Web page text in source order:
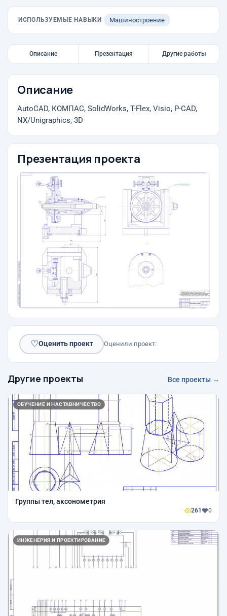
ИСПОЛЬЗУЕМЫЕ НАВЫКИ Машиностроение
Описание Презентация Другие работы
Описание
AutoCAD, КОМПАС, SolidWorks, T-Flex, Visio, P-CAD,
NX/Unigraphics, 3D
Презентация проекта
♡Оценить проект Оценили проект:
Другие проекты Все проекты →
ОБУЧЕНИЕ И НАСТАВНИЧЕСТВО
Группы тел, аксонометрия
261 0
ИНЖЕНЕРИЯ И ПРОЕКТИРОВАНИЕ